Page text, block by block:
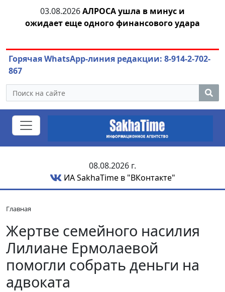
03.08.2026АЛРОСА ушла в минус и
ожидает еще одного финансового удара
Горячая WhatsApp-линия редакции: 8-914-2-702-
867
08.08.2026 г.
ИА SakhaTime в "ВКонтакте"
Главная
Жертве семейного насилия
Лилиане Ермолаевой
помогли собрать деньги на
адвоката